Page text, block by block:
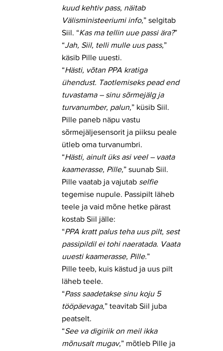
kuud kehtiv pass, näitab
Välisministeeriumi info,” selgitab
Siil. “Kas ma tellin uue passi ära?”
“Jah, Siil, telli mulle uus pass,”
käsib Pille uuesti.
“Hästi, võtan PPA kratiga
ühendust. Taotlemiseks pead end
tuvastama – sinu sõrmejälg ja
turvanumber, palun,” küsib Siil.
Pille paneb näpu vastu
sõrmejäljesensorit ja piiksu peale
ütleb oma turvanumbri.
“Hästi, ainult üks asi veel – vaata
kaamerasse, Pille,” suunab Siil.
Pille vaatab ja vajutab selfie
tegemise nupule. Passipilt läheb
teele ja vaid mõne hetke pärast
kostab Siil jälle:
“PPA kratt palus teha uus pilt, sest
passipildil ei tohi naeratada. Vaata
uuesti kaamerasse, Pille.”
Pille teeb, kuis kästud ja uus pilt
läheb teele.
“Pass saadetakse sinu koju 5
tööpäevaga,” teavitab Siil juba
peatselt.
“See va digiriik on meil ikka
mõnusalt mugav,” mõtleb Pille ja